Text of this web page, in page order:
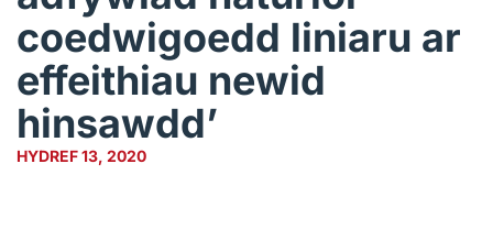
coedwigoedd liniaru ar
effeithiau newid
hinsawdd’
HYDREF 13, 2020